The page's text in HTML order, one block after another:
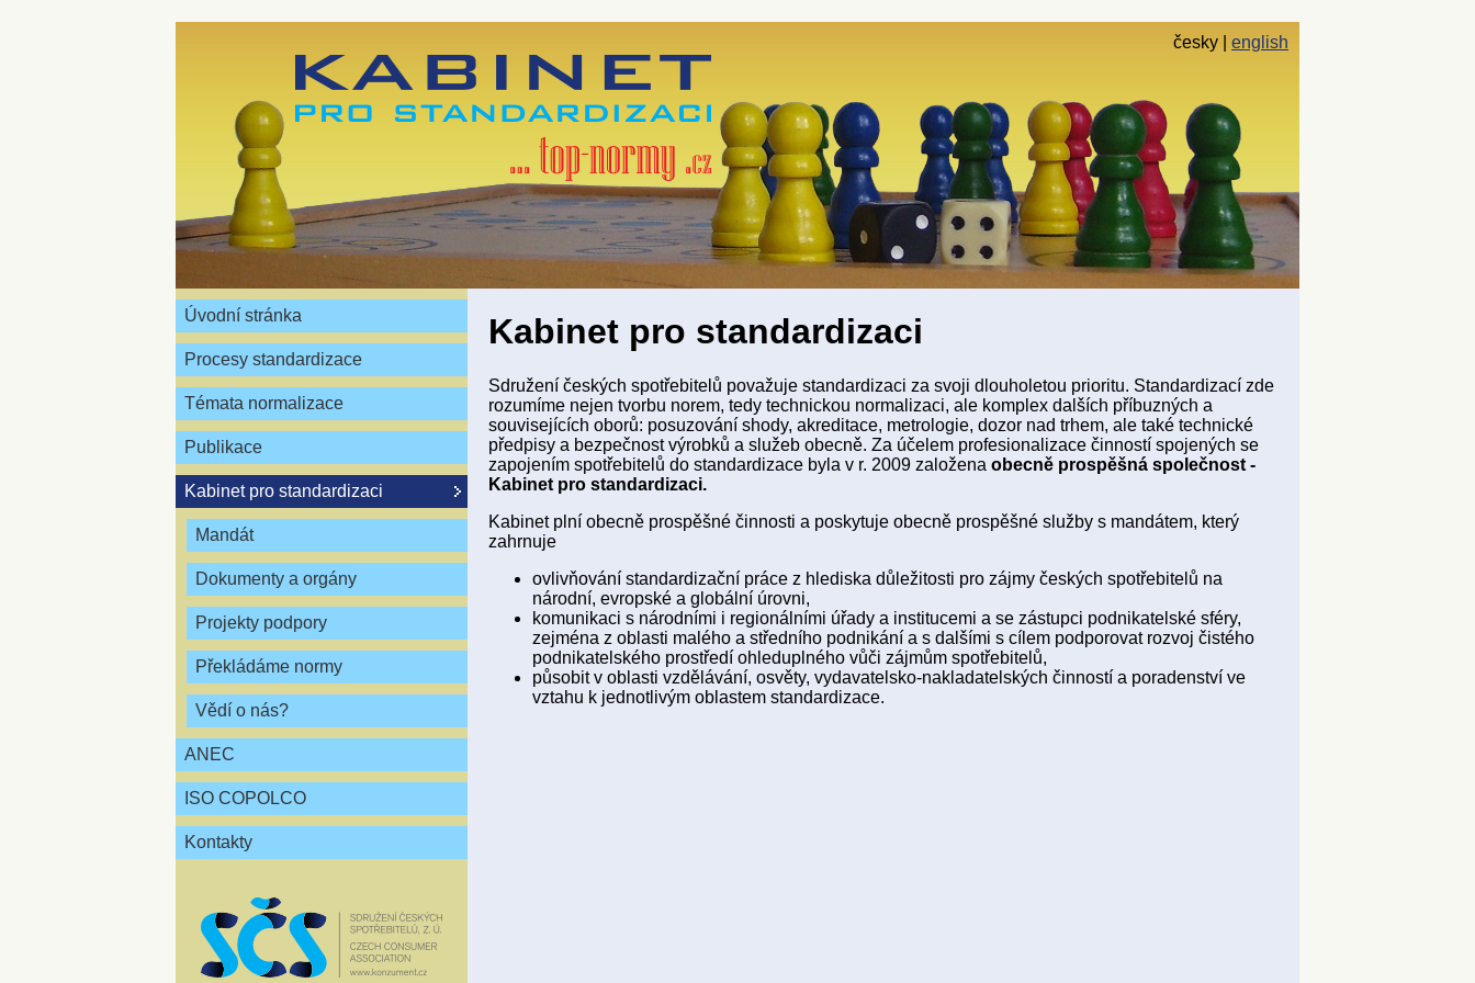
česky english
Úvodní stránka
Procesy standardizace
Témata normalizace
Publikace
Kabinet pro standardizaci
Mandát
Dokumenty a orgány
Projekty podpory
Překládáme normy
Vědí o nás?
ANEC
ISO COPOLCO
Kontakty
Kabinet pro standardizaci
Sdružení českých spotřebitelů považuje standardizaci za svoji dlouholetou prioritu. Standardizací zde
rozumíme nejen tvorbu norem, tedy technickou normalizaci, ale komplex dalších příbuzných a
souvisejících oborů: posuzování shody, akreditace, metrologie, dozor nad trhem, ale také technické
předpisy a bezpečnost výrobků a služeb obecně. Za účelem profesionalizace činností spojených se
zapojením spotřebitelů do standardizace byla v r. 2009 založena obecně prospěšná společnost -
Kabinet pro standardizaci.
Kabinet plní obecně prospěšné činnosti a poskytuje obecně prospěšné služby s mandátem, který
zahrnuje
ovlivňování standardizační práce z hlediska důležitosti pro zájmy českých spotřebitelů na
národní, evropské a globální úrovni,
komunikaci s národními i regionálními úřady a institucemi a se zástupci podnikatelské sféry,
zejména z oblasti malého a středního podnikání a s dalšími s cílem podporovat rozvoj čistého
podnikatelského prostředí ohleduplného vůči zájmům spotřebitelů,
působit v oblasti vzdělávání, osvěty, vydavatelsko-nakladatelských činností a poradenství ve
vztahu k jednotlivým oblastem standardizace.